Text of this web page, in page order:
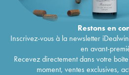
Restons en
Inscrivez-vous à la newsletter
en avant-
Recevez directement dans votre
moment, ventes exclusives,